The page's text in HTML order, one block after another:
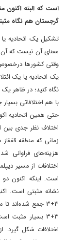
است که البته اکنون
گرجستان هم نگاه
‌تشکیل یک اتحادیه
معنای آن نیست که آن
وقتی کشورها
یک اتحادیه یا یک
نگاه کنید؛ در ظاهر
با هم اختلافاتی
حتی همین اتحادیه
زمانی که منطقه
اختلافات از مسیر
است. اینکه اکنون
نشانه مثبتی است.
۳+۳ جمع
۳+۳ بسیار
اختلافات شکل گیرد.